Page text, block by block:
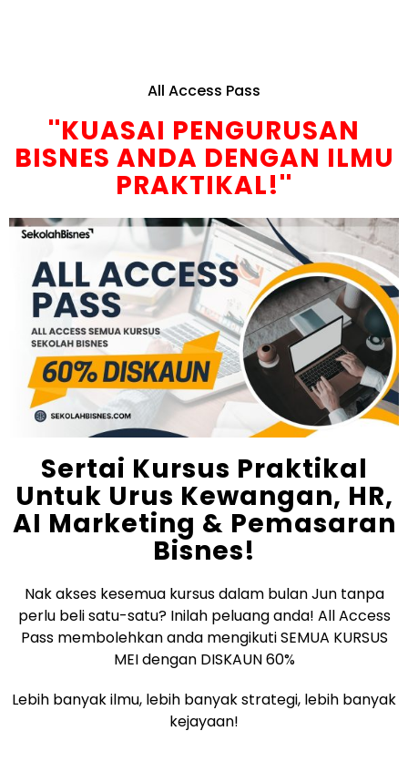
All Access Pass
''KUASAI PENGURUSAN
BISNES ANDA DENGAN ILMU
PRAKTIKAL!''
Sertai Kursus Praktikal
Untuk Urus Kewangan, HR,
AI Marketing & Pemasaran
Bisnes!
Nak akses kesemua kursus dalam bulan Jun tanpa
perlu beli satu-satu? Inilah peluang anda! All Access
Pass membolehkan anda mengikuti SEMUA KURSUS
MEI dengan DISKAUN 60%
Lebih banyak ilmu, lebih banyak strategi, lebih banyak
kejayaan!